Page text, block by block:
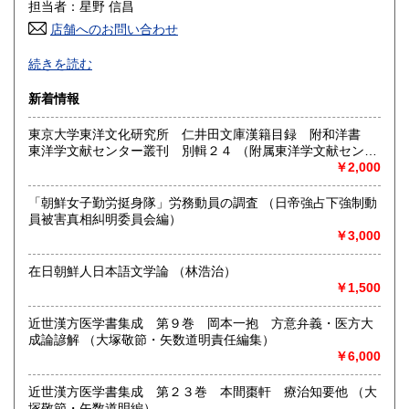
高知県 600円
佐賀県
熊本県 600円 大分県 600円
宮崎県 600円 鹿児島県 600円
沖縄県 1,500円
担当者：星野 信昌
店舗へのお問い合わせ
朝鮮・中国の戦前資料を中心に学術書から一般書まで多数
漢方・鍼灸書,易学、囲碁・将棋本、美術書も多数陳列
沿線名：JR/近鉄/地下鉄
最寄駅：鶴橋駅(南へ3分) JRガード下
営業時間：PM1〜PM7 【年末年始休業期間】 2025年12
月30日(火)～ 2026年1月4日(日) 【営業再開日】 2026年1月5
日(月)より、通常営業いたします。 休業期間中も、「日本の
古本屋」他メールでのご注文は受け付けております。
定休日：定休日 毎週水曜日休みます。
買取大歓迎
取り扱い分野
哲学宗教、歴史、社会科学、美術工芸、古典籍、近代文献、
趣味、サブカルチャー、古書一般（その他）
続きを読む
新着情報
東京大学東洋文化研究所 仁井田文庫漢籍目録 附和洋書
東洋学文献センター叢刊 別輯２４ （附属東洋学文献センタ
￥2,000
「朝鮮女子勤労挺身隊」労務動員の調査 （日帝強占下強制動
員被害真相糾明委員会編）
￥3,000
在日朝鮮人日本語文学論 （林浩治）
￥1,500
近世漢方医学書集成 第９巻 岡本一抱 方意弁義・医方大
成論諺解 （大塚敬節・矢数道明責任編集）
￥6,000
近世漢方医学書集成 第２３巻 本間棗軒 療治知要他 （大